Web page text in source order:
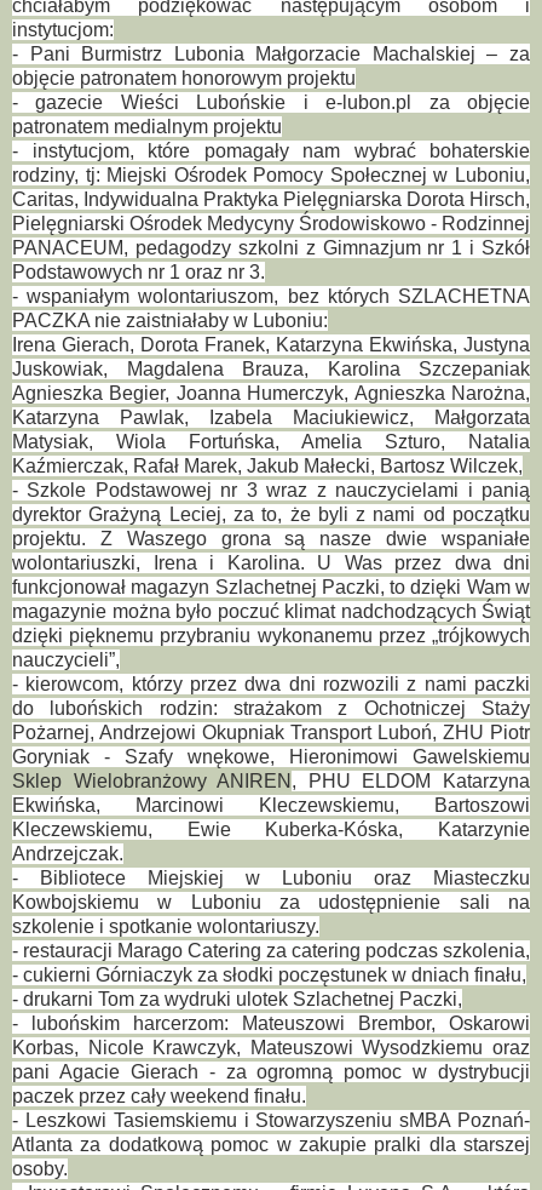
chciałabym podziękować następującym osobom i
instytucjom:
- Pani Burmistrz Lubonia Małgorzacie Machalskiej – za
objęcie patronatem honorowym projektu
- gazecie Wieści Lubońskie i e-lubon.pl za objęcie
patronatem medialnym projektu
- instytucjom, które pomagały nam wybrać bohaterskie
rodziny, tj: Miejski Ośrodek Pomocy Społecznej w Luboniu,
Caritas, Indywidualna Praktyka Pielęgniarska Dorota Hirsch,
Pielęgniarski Ośrodek Medycyny Środowiskowo - Rodzinnej
PANACEUM, pedagodzy szkolni z Gimnazjum nr 1 i Szkół
Podstawowych nr 1 oraz nr 3.
- wspaniałym wolontariuszom, bez których SZLACHETNA
PACZKA nie zaistniałaby w Luboniu:
Irena Gierach, Dorota Franek, Katarzyna Ekwińska, Justyna
Juskowiak, Magdalena Brauza, Karolina Szczepaniak
Agnieszka Begier, Joanna Humerczyk, Agnieszka Narożna,
Katarzyna Pawlak, Izabela Maciukiewicz, Małgorzata
Matysiak, Wiola Fortuńska, Amelia Szturo, Natalia
Kaźmierczak, Rafał Marek, Jakub Małecki, Bartosz Wilczek,
- Szkole Podstawowej nr 3 wraz z nauczycielami i panią
dyrektor Grażyną Leciej, za to, że byli z nami od początku
projektu. Z Waszego grona są nasze dwie wspaniałe
wolontariuszki, Irena i Karolina. U Was przez dwa dni
funkcjonował magazyn Szlachetnej Paczki, to dzięki Wam w
magazynie można było poczuć klimat nadchodzących Świąt
dzięki pięknemu przybraniu wykonanemu przez „trójkowych
nauczycieli”,
- kierowcom, którzy przez dwa dni rozwozili z nami paczki
do lubońskich rodzin: strażakom z Ochotniczej Staży
Pożarnej, Andrzejowi Okupniak Transport Luboń, ZHU Piotr
Goryniak - Szafy wnękowe, Hieronimowi Gawelskiemu
Sklep Wielobranżowy ANIREN , PHU ELDOM Katarzyna
Ekwińska, Marcinowi Kleczewskiemu, Bartoszowi
Kleczewskiemu, Ewie Kuberka-Kóska, Katarzynie
Andrzejczak.
- Bibliotece Miejskiej w Luboniu oraz Miasteczku
Kowbojskiemu w Luboniu za udostępnienie sali na
szkolenie i spotkanie wolontariuszy.
- restauracji Marago Catering za catering podczas szkolenia,
- cukierni Górniaczyk za słodki poczęstunek w dniach finału,
- drukarni Tom za wydruki ulotek Szlachetnej Paczki,
- lubońskim harcerzom: Mateuszowi Brembor, Oskarowi
Korbas, Nicole Krawczyk, Mateuszowi Wysodzkiemu oraz
pani Agacie Gierach - za ogromną pomoc w dystrybucji
paczek przez cały weekend finału.
- Leszkowi Tasiemskiemu i Stowarzyszeniu sMBA Poznań-
Atlanta za dodatkową pomoc w zakupie pralki dla starszej
osoby.